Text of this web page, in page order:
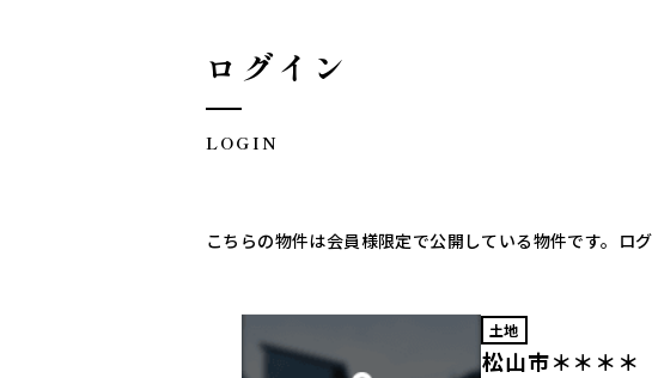
ログイン
LOGIN
こちらの物件は会員様限定で公開している物件です。ロ
土地
松山市＊＊＊＊